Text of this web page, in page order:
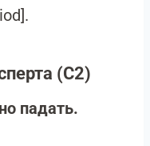
(C2)
падать.